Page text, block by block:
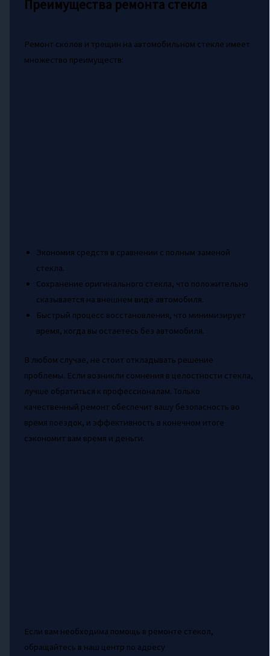
Преимущества ремонта стекла
Ремонт сколов и трещин на автомобильном стекле имеет
множество преимуществ:
Экономия средств в сравнении с полным заменой
стекла.
Сохранение оригинального стекла, что положительно
сказывается на внешнем виде автомобиля.
Быстрый процесс восстановления, что минимизирует
время, когда вы остаетесь без автомобиля.
В любом случае, не стоит откладывать решение
проблемы. Если возникли сомнения в целостности стекла,
лучше обратиться к профессионалам. Только
качественный ремонт обеспечит вашу безопасность во
время поездок, и эффективность в конечном итоге
сэкономит вам время и деньги.
Если вам необходима помощь в ремонте стекол,
обращайтесь в наш центр по адресу